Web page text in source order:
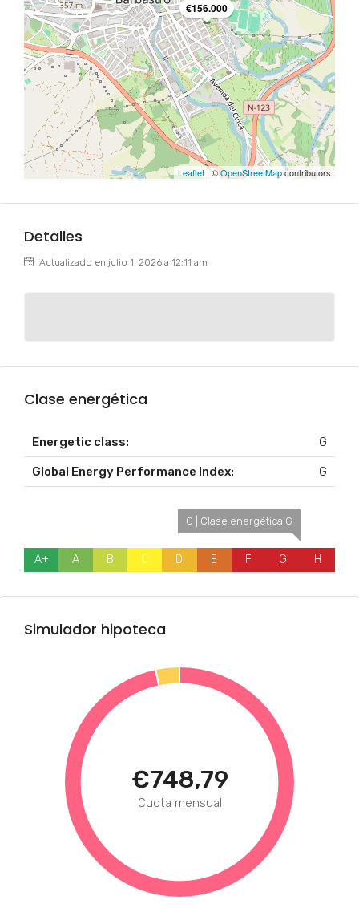
€156.000
Leaflet | ©OpenStreetMapcontributors
Detalles
Actualizado en julio 1, 2026 a 12:11 am
Clase energética
Energetic class: G
Global Energy Performance Index: G
A+ A B C D E F
G | Clase energética G
G H
Simulador hipoteca
€748,79
Cuota mensual